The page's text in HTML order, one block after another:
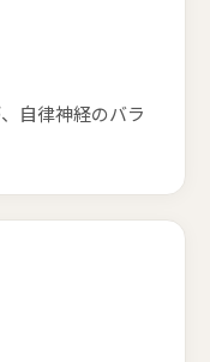
自律神経のバラ